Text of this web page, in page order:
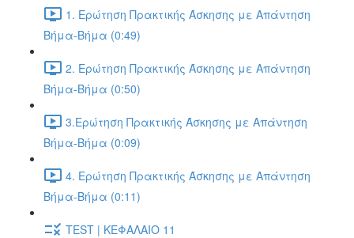
1. Ερώτηση Πρακτικής Άσκησης με Απάντηση
Βήμα-Βήμα (0:49)
2. Ερώτηση Πρακτικής Άσκησης με Απάντηση
Βήμα-Βήμα (0:50)
3.Ερώτηση Πρακτικής Άσκησης με Απάντηση
Βήμα-Βήμα (0:09)
4. Ερώτηση Πρακτικής Άσκησης με Απάντηση
Βήμα-Βήμα (0:11)
TEST | ΚΕΦΑΛΑΙΟ 11